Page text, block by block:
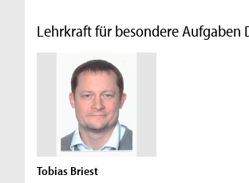
Lehrkraft für besondere Aufgaben
Tobias Briest